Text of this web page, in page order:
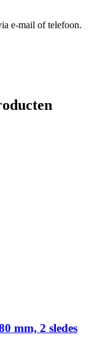
e-mail of telefoon.
mm, 2 sledes